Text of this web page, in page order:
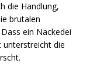
die Handlung,
brutalen
ein Nackedei
unterstreicht die